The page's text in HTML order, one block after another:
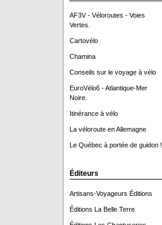
AF3V - Véloroutes - Voies
Vertes.
Cartovélo
Chamina
Conseils sur le voyage à vélo
EuroVélo6 - Atlantique-Mer
Noire.
Itinérance à vélo
La véloroute en Allemagne
Le Québec à portée de guidon !
Éditeurs
Artisans-Voyageurs Éditions
Éditions La Belle Terre